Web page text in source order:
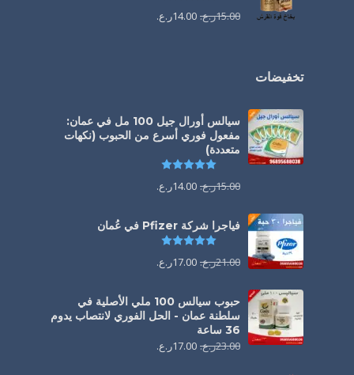
15.00ر.ع. 14.00ر.ع.
تخفيضات
سيالس أورال جيل 100 مل في عمان:
مفعول فوري أسرع من الحبوب (نكهات
متعددة)
15.00ر.ع. 14.00ر.ع.
فياجرا شركة Pfizer في عُمان
21.00ر.ع. 17.00ر.ع.
حبوب سيالس 100 ملي الأصلية في
سلطنة عمان - الحل الفوري لانتصاب يدوم
36 ساعة
23.00ر.ع. 17.00ر.ع.